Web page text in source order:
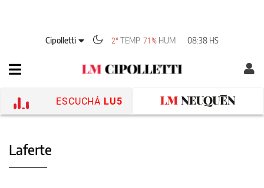
Cipolletti 2° TEMP 71% HUM 08:38 HS
ESCUCHÁ LU5
Laferte